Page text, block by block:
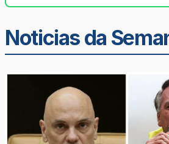
Noticias da